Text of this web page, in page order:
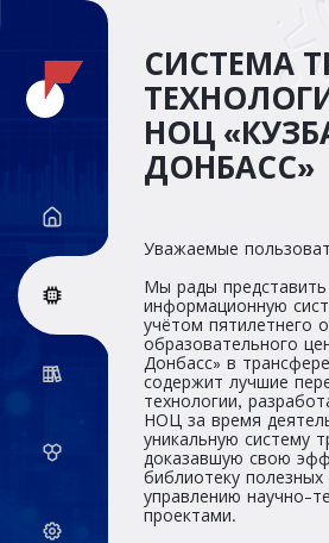
СИСТЕМА
НОЦ
ДОНБАСС»
Уважаемые
Мы рады
информационную
учётом пятилетнего
образовательного
Донбасс» в
содержит лучшие
технологии,
НОЦ за время
уникальную систему
доказавшую свою
библиотеку
управлению научно-
проектами.